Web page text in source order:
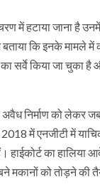
में हटाया जाना है
बताया कि इनके
किया जा चुका है
अवैध निर्माण को
में एनजीटी में
का हालिया
मकानों को तोड़ने की